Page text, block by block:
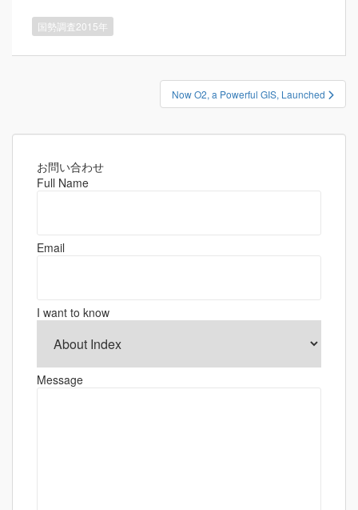
国勢調査2015年
ナ
Now O2, a Powerful GIS, Launched
お問い合わせ
Full Name
Email
I want to know
Message